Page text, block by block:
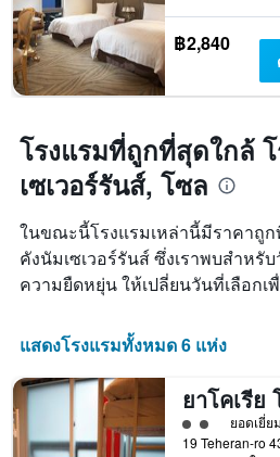
฿2,840
โรงแรมที่ถูกที่สุดใกล้
เซเวอร์รันส์, โซล
ในขณะนี้โรงแรมเหล่านี้มีราคาถูก
คังนัมเซเวอร์รันส์ ซึ่งเราพบสำห
ความยืดหยุ่น ให้เปลี่ยนวันที่เลือกเ
แสดงโรงแรมทั้งหมด 6 แห่ง
ให้ 2 ดาวยอดเยี่ย